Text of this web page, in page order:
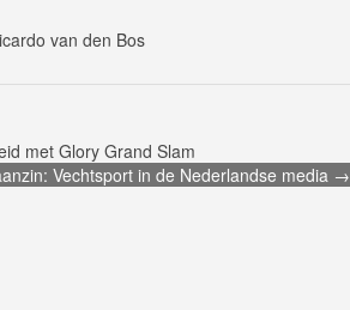
van den Bos
met Glory Grand Slam
Vechtsport in de Nederlandse media →